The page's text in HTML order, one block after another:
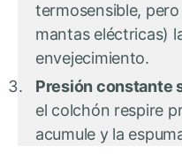
termosensible,
mantas eléctricas)
envejecimiento.
Presión constante
el colchón respire
acumule y la